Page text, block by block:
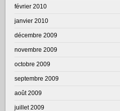
février 2010
janvier 2010
décembre 2009
novembre 2009
octobre 2009
septembre 2009
août 2009
juillet 2009